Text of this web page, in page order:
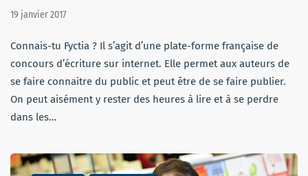
19 janvier 2017
Connais-tu Fyctia ? Il s’agit d’une plate-forme française de
concours d’écriture sur internet. Elle permet aux auteurs de
se faire connaitre du public et peut être de se faire publier.
On peut aisément y rester des heures à lire et à se perdre
dans les…